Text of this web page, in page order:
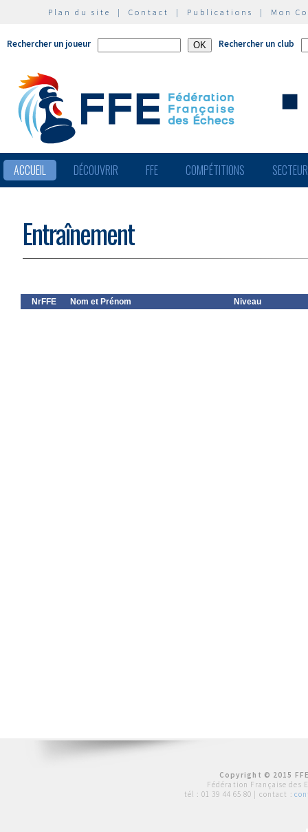
Plan du site | Contact | Publications | Mon
Rechercher un joueur Rechercher un club
ACCUEIL DÉCOUVRIR FFE COMPÉTITIONS
Entraînement
NrFFE Nom et Prénom Niveau
Copyright © 2015
Fédération Française des
tél : 01 39 44 65 80 | contact :